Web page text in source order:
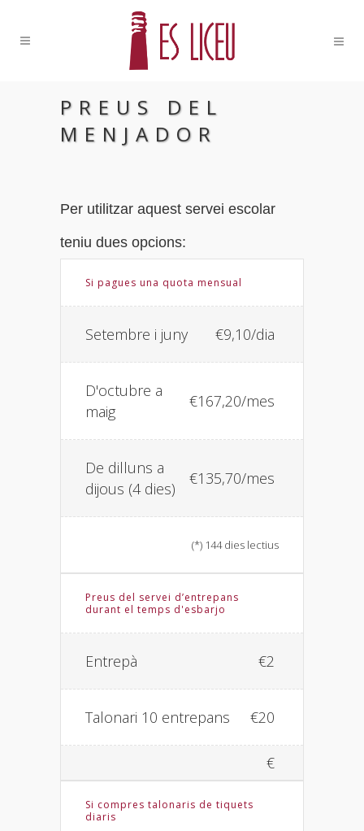
PREUS DEL
MENJADOR
Per utilitzar aquest servei escolar
teniu dues opcions:
Si pagues una quota mensual
Setembre i juny €9,10/dia
D'octubre a
maig
€167,20/mes
De dilluns a
dijous (4 dies)
€135,70/mes
(*) 144 dies lectius
Preus del servei d’entrepans
durant el temps d'esbarjo
Entrepà €2
Talonari 10 entrepans €20
€
Si compres talonaris de tiquets
diaris